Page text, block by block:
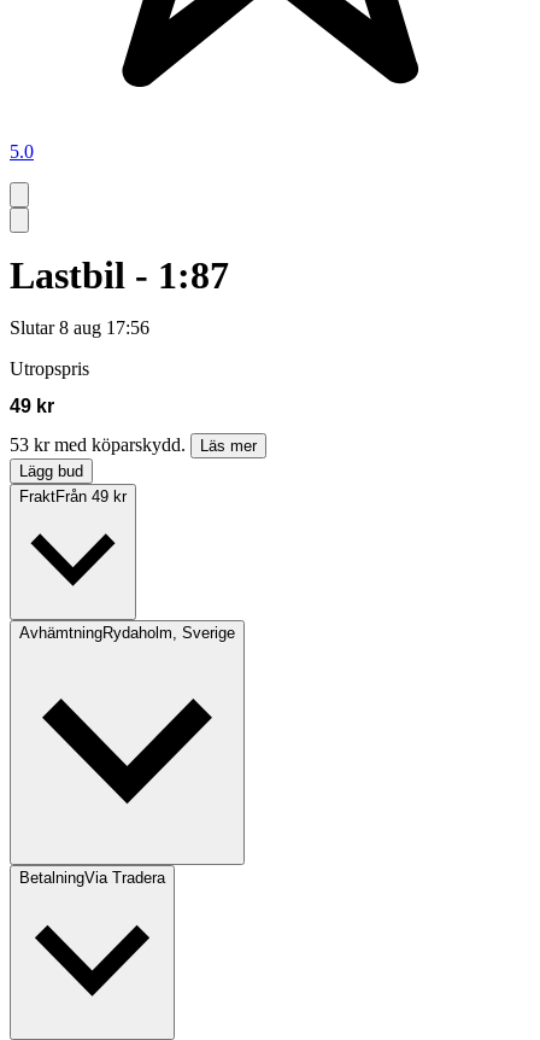
5.0
Lastbil - 1:87
Slutar 8 aug 17:56
Utropspris
49 kr
53 kr med köparskydd.
Läs mer
Lägg bud
FraktFrån 49 kr
AvhämtningRydaholm, Sverige
BetalningVia Tradera